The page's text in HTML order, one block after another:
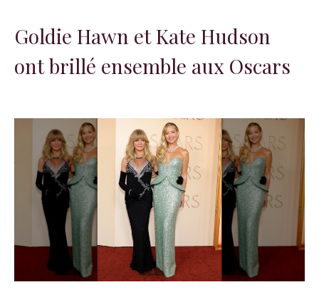
Goldie Hawn et Kate Hudson
ont brillé ensemble aux Oscars